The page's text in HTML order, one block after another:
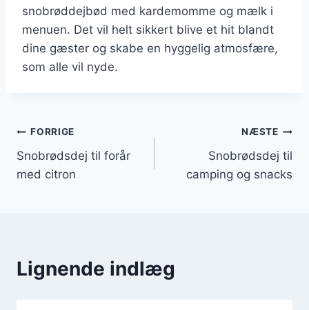
snobrøddejbød med kardemomme og mælk i
menuen. Det vil helt sikkert blive et hit blandt
dine gæster og skabe en hyggelig atmosfære,
som alle vil nyde.
Indlægsnavigation
FORRIGE
Snobrødsdej til forår
med citron
NÆSTE
Snobrødsdej til
camping og snacks
Lignende indlæg